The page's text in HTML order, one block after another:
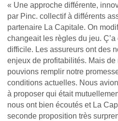
« Une approche différente,
par Pinc. collectif à différents
partenaire La Capitale. On
changeait les règles du jeu.
difficile. Les assureurs ont des
enjeux de profitabilités. Mais de
pouvions remplir notre
conditions actuelles. Nous
à proposer qui était
nous ont bien écoutés et La
seconde proposition très